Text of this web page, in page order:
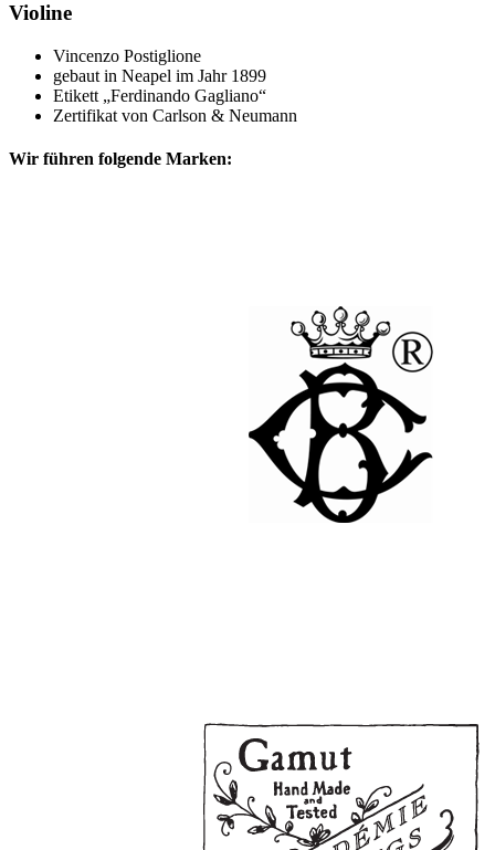
Violine
Vincenzo Postiglione
gebaut in Neapel im Jahr 1899
Etikett „Ferdinando Gagliano“
Zertifikat von Carlson & Neumann
Wir führen folgende Marken: